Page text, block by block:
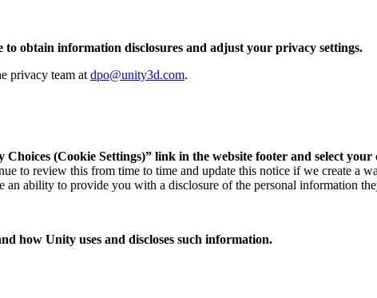
obtain information disclosures and adjust your privacy settings.
privacy team at dpo@unity3d.com.
(Cookie Settings)” link in the website footer and select
to review this from time to time and update this notice if we create a
an ability to provide you with a disclosure of the personal information
how Unity uses and discloses such information.